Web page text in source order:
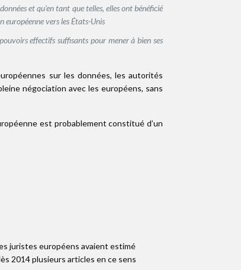
et qu’en tant que telles, elles ont bénéficié
européenne vers les États-Unis
effectifs suffisants pour mener à bien ses
sur les données, les autorités
négociation avec les européens, sans
est probablement constitué d’un
juristes européens avaient estimé
2014 plusieurs articles en ce sens